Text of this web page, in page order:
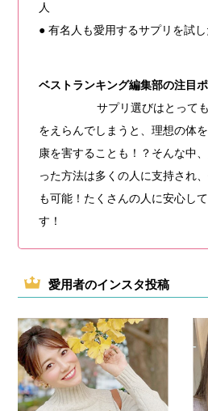
人
● 有名人も愛用するサプリを試し
ベストランキング編集部の注目ポ
サプリ選びはとっても重
をえらんでしまうと、理想の体
康を害することも！？そんな中、
った方法は多くの人に支持され
も可能！たくさんの人に安心し
す！
愛用者のインスタ投稿